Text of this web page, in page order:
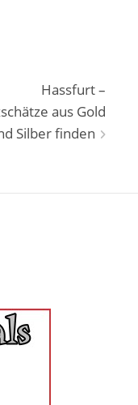
Hassfurt –
aus Gold
Silber finden